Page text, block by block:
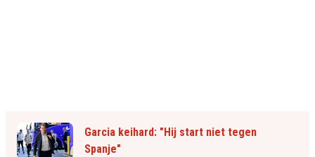
Garcia keihard: "Hij start niet tegen
Spanje"